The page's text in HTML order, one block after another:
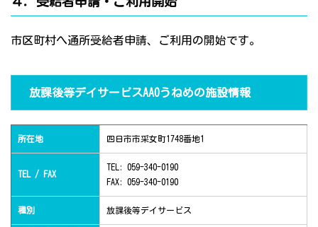
市区町村へ通所受給者申請、ご利用の開始です。
放課後等デイサービスAAOうねめの施設情報
所在地 四日市市采女町1748番地1
TEL / FAX
TEL: 059-340-0190
FAX: 059-340-0190
種別 放課後等デイサービス